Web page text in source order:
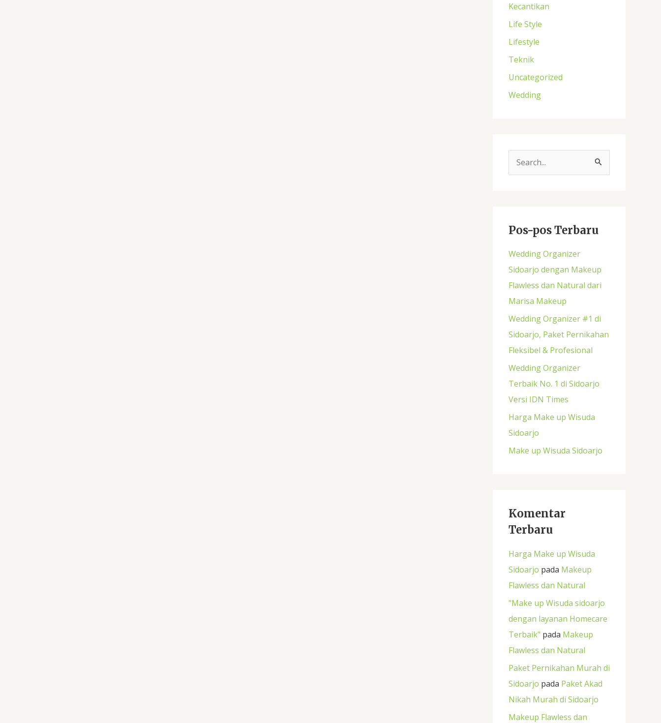
Kecantikan
Life Style
Lifestyle
Teknik
Uncategorized
Wedding
u
t
u
k
:
Pos-pos Terbaru
Wedding Organizer
Sidoarjo dengan Makeup
Flawless dan Natural dari
Marisa Makeup
Wedding Organizer #1 di
Sidoarjo, Paket Pernikahan
Fleksibel & Profesional
Wedding Organizer
Terbaik No. 1 di Sidoarjo
Versi IDN Times
Harga Make up Wisuda
Sidoarjo
Make up Wisuda Sidoarjo
Komentar
Terbaru
Harga Make up Wisuda
Sidoarjo pada Makeup
Flawless dan Natural
"Make up Wisuda sidoarjo
dengan layanan Homecare
Terbaik" pada Makeup
Flawless dan Natural
Paket Pernikahan Murah di
Sidoarjo pada Paket Akad
Nikah Murah di Sidoarjo
Makeup Flawless dan